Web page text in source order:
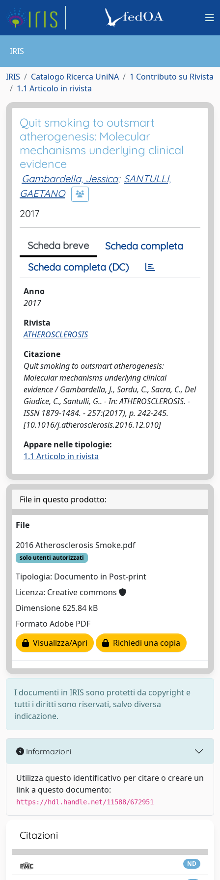
IRIS
IRIS Catalogo Ricerca UniNA
1 Contributo su Rivista
1.1 Articolo in rivista
Quit smoking to outsmart
atherogenesis: Molecular
mechanisms underlying clinical
evidence
Gambardella, Jessica; SANTULLI,
GAETANO
2017
Scheda breve
Scheda completa
Scheda completa (DC)
Anno
2017
Rivista
ATHEROSCLEROSIS
Citazione
Quit smoking to outsmart atherogenesis:
Molecular mechanisms underlying clinical
evidence / Gambardella, J., Sardu, C., Sacra, C., Del
Giudice, C., Santulli, G.. - In: ATHEROSCLEROSIS. -
ISSN 1879-1484. - 257:(2017), p. 242-245.
[10.1016/j.atherosclerosis.2016.12.010]
Appare nelle tipologie:
1.1 Articolo in rivista
File in questo prodotto:
File
2016 Atherosclerosis Smoke.pdf
solo utenti autorizzati
Tipologia: Documento in Post-print
Licenza: Creative commons
Dimensione 625.84 kB
Formato Adobe PDF
Visualizza/Apri
Richiedi una copia
I documenti in IRIS sono protetti da copyright e
tutti i diritti sono riservati, salvo diversa
indicazione.
Informazioni
Utilizza questo identificativo per citare o creare un
link a questo documento:
https://hdl.handle.net/11588/672951
Citazioni
ND